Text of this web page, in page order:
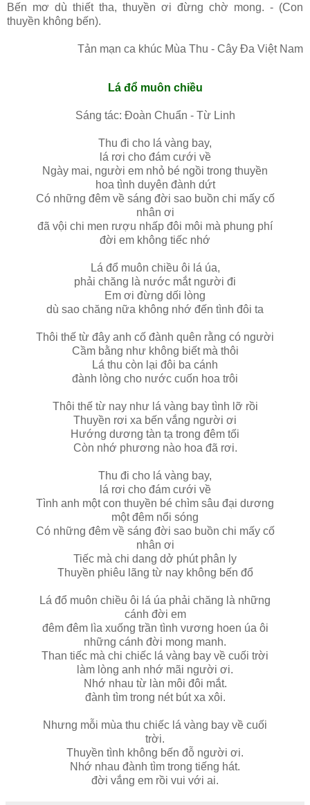
Bến mơ dù thiết tha, thuyền ơi đừng chờ mong. - (Con
thuyền không bến).
Tản mạn ca khúc Mùa Thu - Cây Đa Việt Nam
Lá đổ muôn chiều
Sáng tác: Đoàn Chuẩn - Từ Linh
Thu đi cho lá vàng bay,
lá rơi cho đám cưới về
Ngày mai, người em nhỏ bé ngồi trong thuyền
hoa tình duyên đành dứt
Có những đêm về sáng đời sao buồn chi mấy cố
nhân ơi
đã vội chi men rượu nhấp đôi môi mà phung phí
đời em không tiếc nhớ
Lá đổ muôn chiều ôi lá úa,
phải chăng là nước mắt người đi
Em ơi đừng dối lòng
dù sao chăng nữa không nhớ đến tình đôi ta
Thôi thế từ đây anh cố đành quên rằng có người
Cầm bằng như không biết mà thôi
Lá thu còn lại đôi ba cánh
đành lòng cho nước cuốn hoa trôi
Thôi thế từ nay như lá vàng bay tình lỡ rồi
Thuyền rơi xa bến vắng người ơi
Hướng dương tàn tạ trong đêm tối
Còn nhớ phương nào hoa đã rơi.
Thu đi cho lá vàng bay,
lá rơi cho đám cưới về
Tình anh một con thuyền bé chìm sâu đại dương
một đêm nổi sóng
Có những đêm về sáng đời sao buồn chi mấy cố
nhân ơi
Tiếc mà chi dang dở phút phân ly
Thuyền phiêu lãng từ nay không bến đổ
Lá đổ muôn chiều ôi lá úa phải chăng là những
cánh đời em
đêm đêm lìa xuống trần tình vương hoen úa ôi
những cánh đời mong manh.
Than tiếc mà chi chiếc lá vàng bay về cuối trời
làm lòng anh nhớ mãi người ơi.
Nhớ nhau từ làn môi đôi mắt.
đành tìm trong nét bút xa xôi.
Nhưng mỗi mùa thu chiếc lá vàng bay về cuối
trời.
Thuyền tình không bến đỗ người ơi.
Nhớ nhau đành tìm trong tiếng hát.
đời vắng em rồi vui với ai.